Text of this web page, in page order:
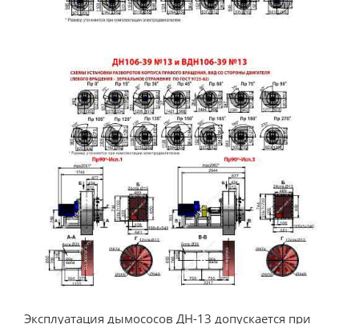
Эксплуатация дымососов ДН-13 допускается при